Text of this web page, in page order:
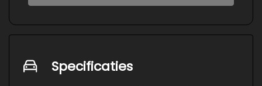
Specificaties